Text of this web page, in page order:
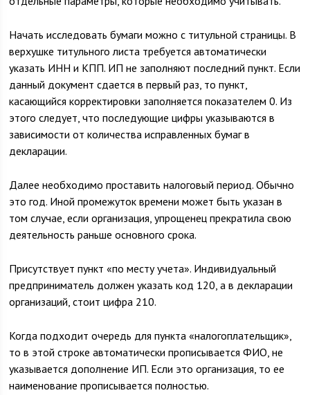
Начать исследовать бумаги можно с титульной страницы. В
верхушке титульного листа требуется автоматически
указать ИНН и КПП. ИП не заполняют последний пункт. Если
данный документ сдается в первый раз, то пункт,
касающийся корректировки заполняется показателем 0. Из
этого следует, что последующие цифры указываются в
зависимости от количества исправленных бумаг в
декларации.
Далее необходимо проставить налоговый период. Обычно
это год. Иной промежуток времени может быть указан в
том случае, если организация, упрощенец прекратила свою
деятельность раньше основного срока.
Присутствует пункт «по месту учета». Индивидуальный
предприниматель должен указать код 120, а в декларации
организаций, стоит цифра 210.
Когда подходит очередь для пункта «налогоплательщик»,
то в этой строке автоматически прописывается ФИО, не
указывается дополнение ИП. Если это организация, то ее
наименование прописывается полностью.